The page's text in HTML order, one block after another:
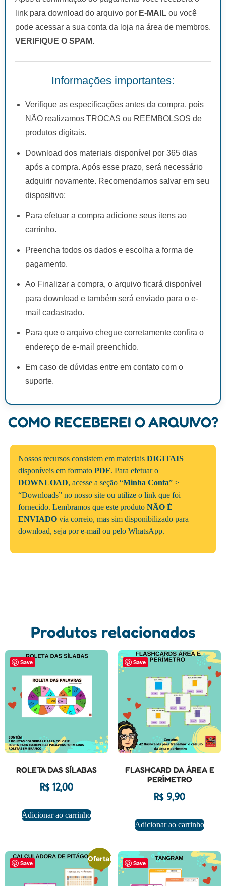
link para download do arquivo por E-MAIL ou você
pode acessar a sua conta da loja na área de membros.
VERIFIQUE O SPAM.
Informações importantes:
Verifique as especificações antes da compra, pois
NÃO realizamos TROCAS ou REEMBOLSOS de
produtos digitais.
Download dos materiais disponível por 365 dias
após a compra. Após esse prazo, será necessário
adquirir novamente. Recomendamos salvar em seu
dispositivo;
Para efetuar a compra adicione seus itens ao
carrinho.
Preencha todos os dados e escolha a forma de
pagamento.
Ao Finalizar a compra, o arquivo ficará disponível
para download e também será enviado para o e-
mail cadastrado.
Para que o arquivo chegue corretamente confira o
endereço de e-mail preenchido.
Em caso de dúvidas entre em contato com o
suporte.
COMO RECEBEREI O ARQUIVO?
Nossos recursos consistem em materiais DIGITAIS
disponíveis em formato PDF. Para efetuar o
DOWNLOAD, acesse a seção “Minha Conta” >
“Downloads” no nosso site ou utilize o link que foi
fornecido. Lembramos que este produto NÃO É
ENVIADO via correio, mas sim disponibilizado para
download, seja por e-mail ou pelo WhatsApp.
Produtos relacionados
Save
ROLETA DAS SÍLABAS
R$12,00
Adicionar ao carrinho
Save
FLASHCARD DA ÁREA E
PERÍMETRO
R$9,90
Adicionar ao carrinho
Save
Oferta!
Save